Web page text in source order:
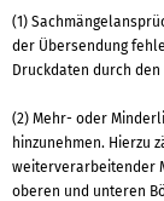
(1)
der Übersendung
Druckdaten durch
(2) Mehr- oder
hinzunehmen. Hierzu
weiterverarbeitender
oberen und unteren